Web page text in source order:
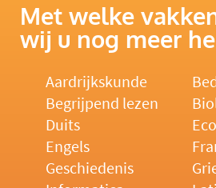
Met welke
wij u nog meer
Aardrijkskunde
Begrijpend lezen
Duits
Engels
Geschiedenis